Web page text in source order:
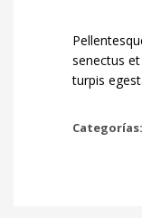
senectus
turpis
Categorías: